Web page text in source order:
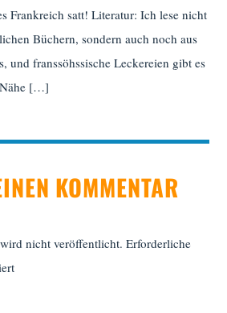
Frankreich satt! Literatur: Ich lese nicht
Büchern, sondern auch noch aus
und franssöhssische Leckereien gibt es
Nähe […]
KOMMENTAR
nicht veröffentlicht. Erforderliche